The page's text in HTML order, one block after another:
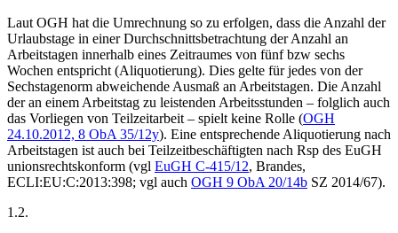
Laut OGH hat die Umrechnung so zu erfolgen, dass die Anzahl der
Urlaubstage in einer Durchschnittsbetrachtung der Anzahl an
Arbeitstagen innerhalb eines Zeitraumes von fünf bzw sechs
Wochen entspricht (Aliquotierung). Dies gelte für jedes von der
Sechstagenorm abweichende Ausmaß an Arbeitstagen. Die Anzahl
der an einem Arbeitstag zu leistenden Arbeitsstunden – folglich auch
das Vorliegen von Teilzeitarbeit – spielt keine Rolle (OGH
24.10.2012, 8 ObA 35/12y). Eine entsprechende Aliquotierung nach
Arbeitstagen ist auch bei Teilzeitbeschäftigten nach Rsp des EuGH
unionsrechtskonform (vgl EuGH C-415/12, Brandes,
ECLI:EU:C:2013:398; vgl auch OGH 9 ObA 20/14b SZ 2014/67).
1.2.